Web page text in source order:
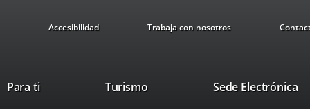
Accesibilidad Trabaja con nosotros
Para ti TurismoThis
Sede Electrónica